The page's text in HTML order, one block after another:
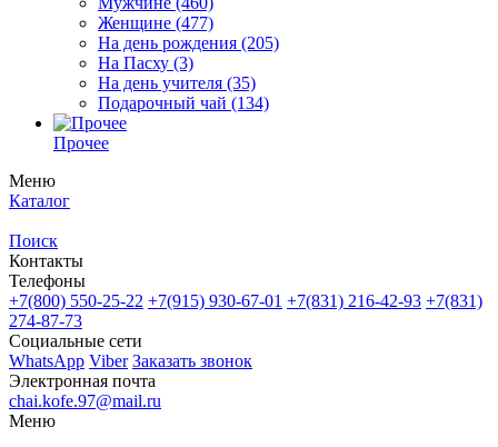
Женщине (477)
На день рождения (205)
На Пасху (3)
На день учителя (35)
Подарочный чай (134)
Прочее
Меню
Каталог
Поиск
Контакты
Телефоны
+7(800) 550-25-22 +7(915) 930-67-01 +7(831) 216-42-93 +7(831)
274-87-73
Социальные сети
WhatsApp Viber Заказать звонок
Электронная почта
chai.kofe.97@mail.ru
Меню